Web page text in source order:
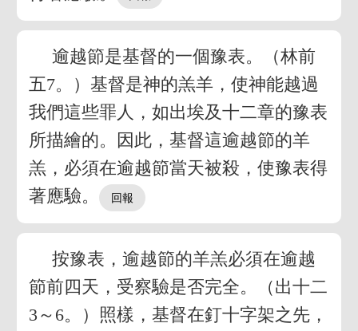
逾越節是基督的一個豫表。（林前
五7。）基督是神的羔羊，使神能越過
我們這些罪人，如出埃及十二章的豫表
所描繪的。因此，基督這逾越節的羊
羔，必須在逾越節當天被殺，使豫表得
著應驗。
按豫表，逾越節的羊羔必須在逾越
節前四天，受察驗是否完全。（出十二
3～6。）照樣，基督在釘十字架之先，